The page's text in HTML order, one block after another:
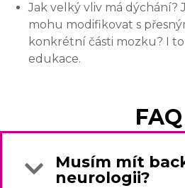
Jak velký vliv má dýchání?
mohu modifikovat s
konkrétní části mozku? I
edukace.
FAQ
Musím mít
neurologii?